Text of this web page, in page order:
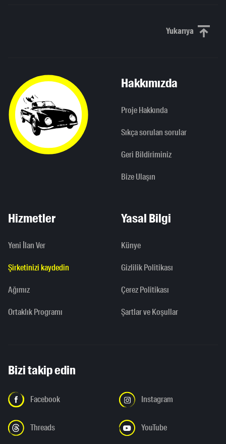
YukarıyaYukarı
Hakkımızda
Proje Hakkında
Sıkça sorulan sorular
Geri Bildiriminiz
Bize Ulaşın
Hizmetler
Yeni İlan Ver
Şirketinizi kaydedin
Ağımız
Ortaklık Programı
Yasal Bilgi
Künye
Gizlilik Politikası
Çerez Politikası
Şartlar ve Koşullar
Bizi takip edin
Facebook Instagram
Threads YouTube